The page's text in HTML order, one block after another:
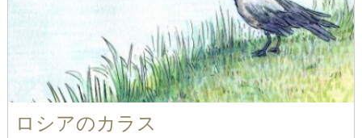
ロシアのカラス